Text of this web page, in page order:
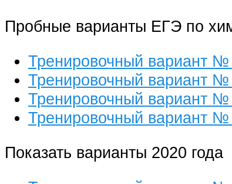
Пробные варианты ЕГЭ по
Тренировочный вариант №
Тренировочный вариант №
Тренировочный вариант №
Тренировочный вариант
Показать варианты 2020 года